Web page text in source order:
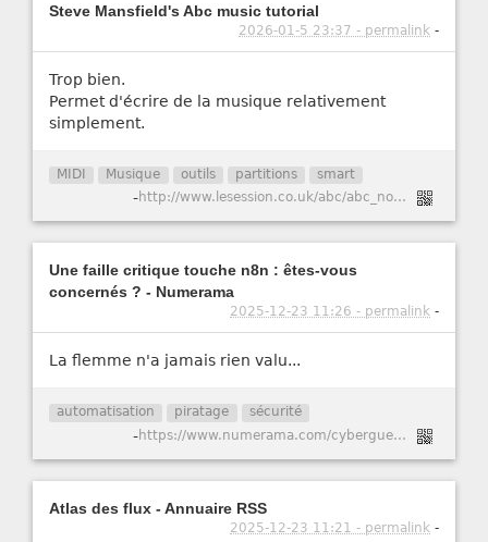
Steve Mansfield's Abc music tutorial
2026-01-5 23:37 - permalink -
Trop bien.
Permet d'écrire de la musique relativement
simplement.
MIDI Musique outils partitions smart
- http://www.lesession.co.uk/abc/abc_notation.htm
Une faille critique touche n8n : êtes-vous
concernés ? - Numerama
2025-12-23 11:26 - permalink -
La flemme n'a jamais rien valu...
automatisation piratage sécurité
- https://www.numerama.com/cyberguerre/2147741-une-faille-critique-touche-n8n-etes-vous-concernes.html
Atlas des flux - Annuaire RSS
2025-12-23 11:21 - permalink -